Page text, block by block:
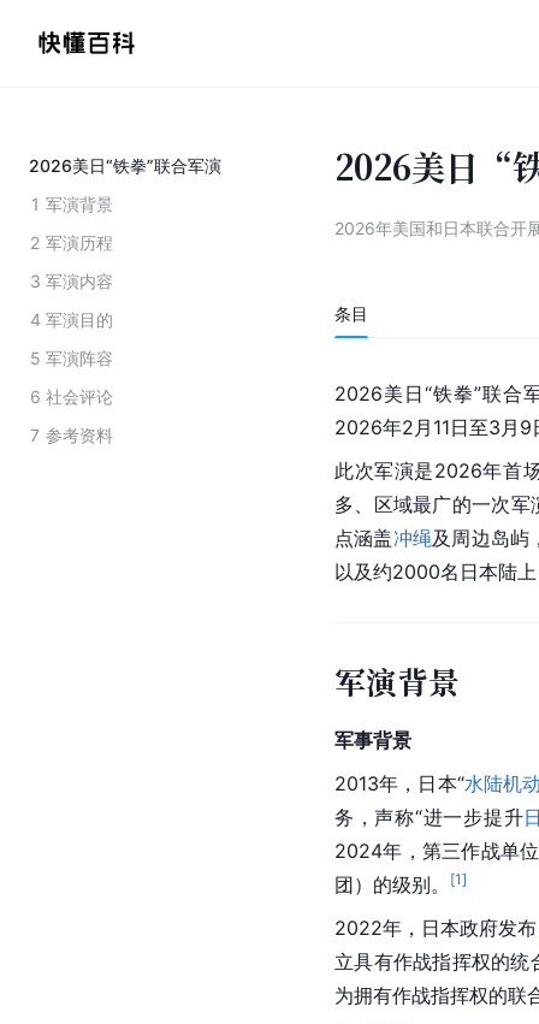
2026美日“铁拳”联合军演
1 军演背景
2 军演历程
3 军演内容
4 军演目的
5 军演阵容
6 社会评论
7 参考资料
2026美日“
2026年美国和日本联合开
条目
2026美日“铁拳”联合
2026年2月11日至3月9
此次军演是2026年首
多、区域最广的一次
点涵盖冲绳及周边岛屿
以及约2000名日本陆
军演背景
军事背景
2013年，日本“水陆机
务，声称“进一步提升
2024年，第三作战单
团）的级别。
[1]
2022年，日本政府发
立具有作战指挥权的
为拥有作战指挥权的联